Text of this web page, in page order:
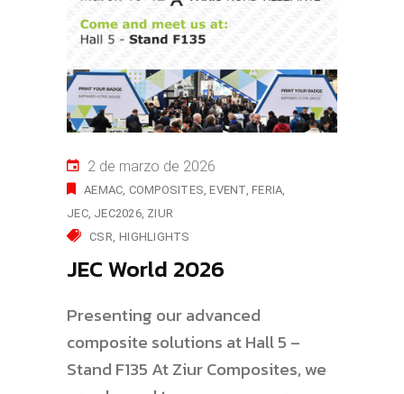
2 de marzo de 2026
AEMAC COMPOSITES EVENT FERIA
JEC JEC2026 ZIUR
CSR HIGHLIGHTS
JEC World 2026
Presenting our advanced
composite solutions at Hall 5 –
Stand F135 At Ziur Composites, we